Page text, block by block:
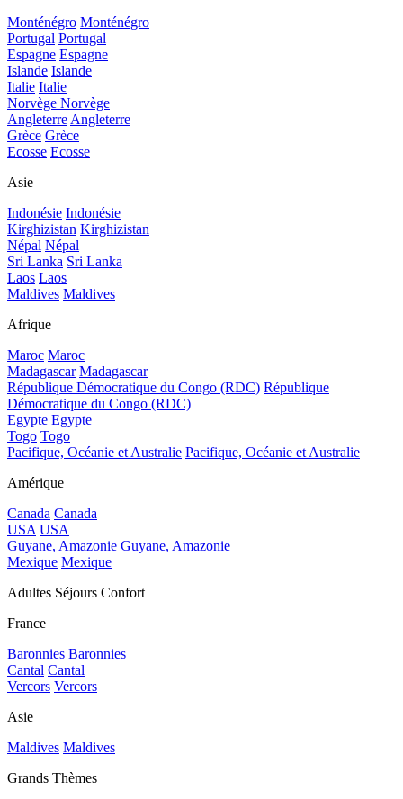
Monténégro Monténégro
Portugal Portugal
Espagne Espagne
Islande Islande
Italie Italie
Norvège Norvège
Angleterre Angleterre
Grèce Grèce
Ecosse Ecosse
Asie
Indonésie Indonésie
Kirghizistan Kirghizistan
Népal Népal
Sri Lanka Sri Lanka
Laos Laos
Maldives Maldives
Afrique
Maroc Maroc
Madagascar Madagascar
République Démocratique du Congo (RDC) République
Démocratique du Congo (RDC)
Egypte Egypte
Togo Togo
Pacifique, Océanie et Australie Pacifique, Océanie et Australie
Amérique
Canada Canada
USA USA
Guyane, Amazonie Guyane, Amazonie
Mexique Mexique
Adultes Séjours Confort
France
Baronnies Baronnies
Cantal Cantal
Vercors Vercors
Asie
Maldives Maldives
Grands Thèmes